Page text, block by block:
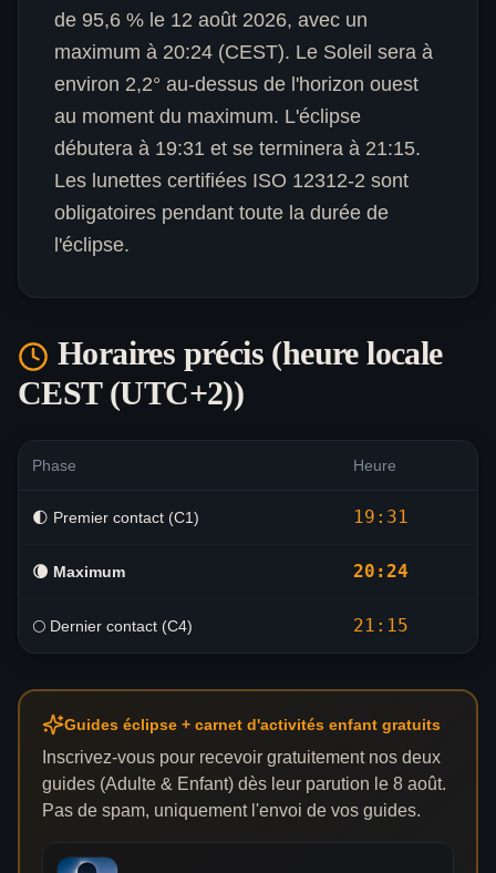
de 95,6 % le 12 août 2026, avec un
maximum à 20:24 (CEST). Le Soleil sera à
environ 2,2° au-dessus de l'horizon ouest
au moment du maximum. L'éclipse
débutera à 19:31 et se terminera à 21:15.
Les lunettes certifiées ISO 12312-2 sont
obligatoires pendant toute la durée de
l'éclipse.
Horaires précis (heure locale
CEST (UTC+2))
Phase Heure
🌓 Premier contact (C1) 19:31
🌘 Maximum 20:24
🌕 Dernier contact (C4) 21:15
Guides éclipse + carnet d'activités enfant gratuits
Inscrivez-vous pour recevoir gratuitement nos deux
guides (Adulte & Enfant) dès leur parution le 8 août.
Pas de spam, uniquement l'envoi de vos guides.